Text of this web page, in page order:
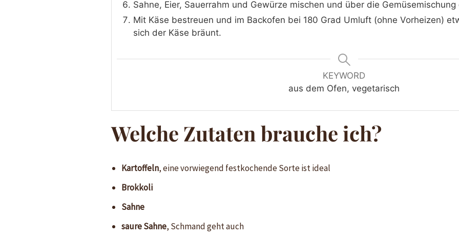
Sahne, Eier, Sauerrahm und Gewürze mischen und über die Gemüsemischung
Mit Käse bestreuen und im Backofen bei 180 Grad Umluft (ohne Vorheizen)
sich der Käse bräunt.
KEYWORD
aus dem Ofen, vegetarisch
Welche Zutaten brauche ich?
Kartoffeln, einevorwiegend festkochende Sorte ist ideal
Brokkoli
Sahne
saure Sahne, Schmand geht auch